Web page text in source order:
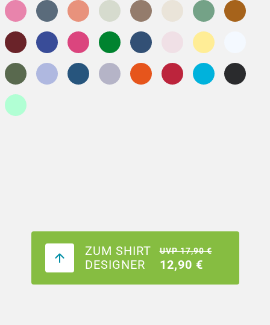
ZUM SHIRT
DESIGNER
UVP 17,90 €
12,90 €